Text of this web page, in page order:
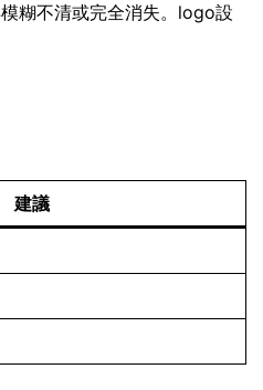
糊不清或完全消失。logo設
建議